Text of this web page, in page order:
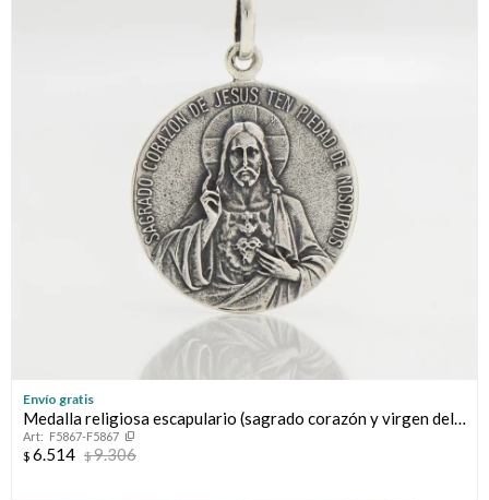
Envío gratis
Medalla religiosa escapulario (sagrado corazón y virgen del
carmen) de plata 925.
F5867-F5867
$ 6.514 $9.306